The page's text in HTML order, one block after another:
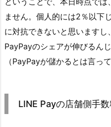
ません。個人的には2％以下
に対抗できないと思います
PayPayのシェアが伸びるん
（PayPayが儲かるとは言って
LINE Payの店舗側手